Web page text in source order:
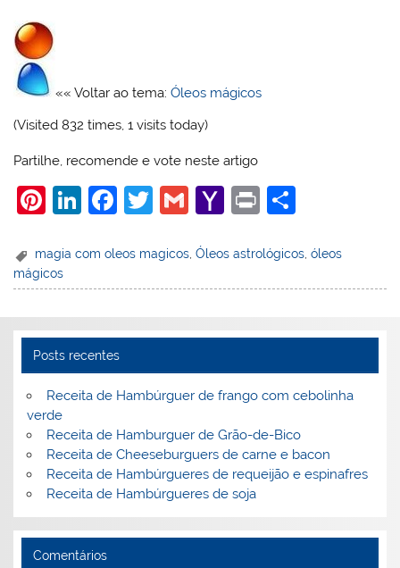
«« Voltar ao tema:Óleos mágicos
(Visited 832 times, 1 visits today)
Partilhe, recomende e vote neste artigo
Pi
er
e
st
Li
k
e
n
F
c
e
o
o
k
T
itt
er
G
ai
l
Y
h
o
M
ai
l
Pr
t
ar
e
magia com oleos magicos,Óleos astrológicos,óleos
mágicos
Posts recentes
Receita de Hambúrguer de frango com cebolinha
verde
Receita de Hamburguer de Grão-de-Bico
Receita de Cheeseburguers de carne e bacon
Receita de Hambúrgueres de requeijão e espinafres
Receita de Hambúrgueres de soja
Comentários